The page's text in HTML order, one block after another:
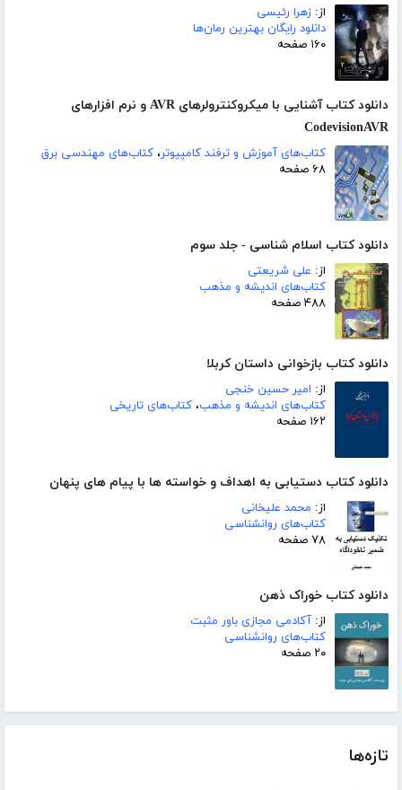
از: زهرا رئیسی
دانلود رایگان بهترین رمان‌ها
۱۶۰ صفحه
دانلود کتاب آشنایی با میکروکنترولرهای AVR و نرم افزارهای
CodevisionAVR
کتاب‌های آموزش و ترفند کامپیوتر، کتاب‌های مهندسی برق
۶۸ صفحه
دانلود کتاب اسلام شناسی - جلد سوم
از: علی شریعتی
کتاب‌های اندیشه و مذهب
۴۸۸ صفحه
دانلود کتاب بازخوانی داستان کربلا
از: امیر حسین خنجی
کتاب‌های اندیشه و مذهب، کتاب‌های تاریخی
۱۶۲ صفحه
دانلود کتاب دستیابی به اهداف و خواسته ها با پیام های پنهان
از: محمد علیخانی
کتاب‌های روانشناسی
۷۸ صفحه
دانلود کتاب خوراک ذهن
از: آکادمی مجازی باور مثبت
کتاب‌های روانشناسی
۲۰ صفحه
تازه‌ها